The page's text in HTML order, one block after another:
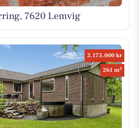
7620 Lemvig
2.175.000 kr
261 m2